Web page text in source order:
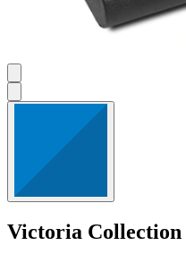
Victoria Collection